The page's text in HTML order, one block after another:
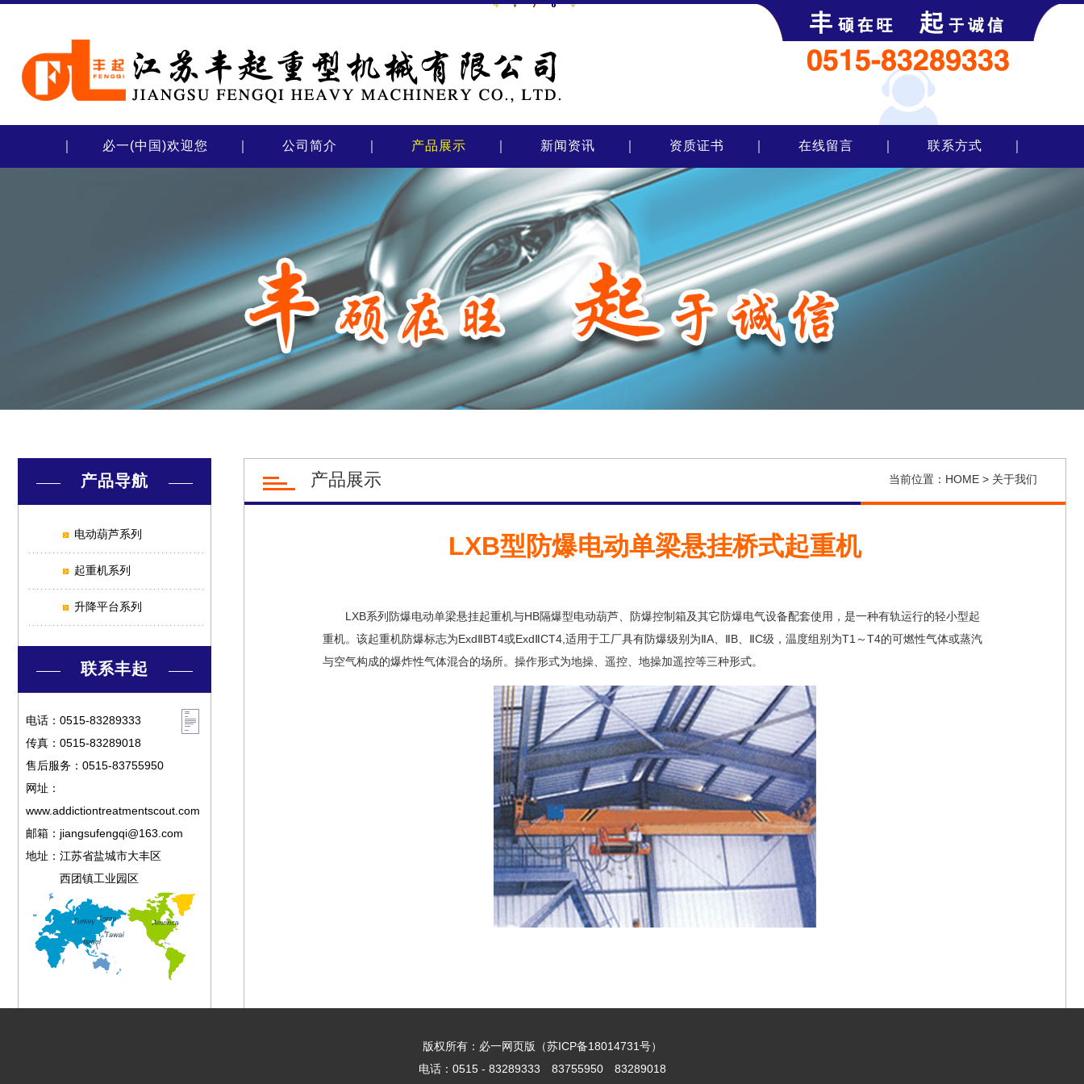
必一(中国)欢迎您 公司简介 产品展示 新闻资讯 资质证书 在线留言 联系方式
产品导航
电动葫芦系列
起重机系列
升降平台系列
联系丰起
电话：0515-83289333
传真：0515-83289018
售后服务：0515-83755950
网址：
www.addictiontreatmentscout.com
邮箱： jiangsufengqi@163.com
地址：江苏省盐城市大丰区
西团镇工业园区
产品展示 当前位置：HOME > 关于我们
LXB型防爆电动单梁悬挂桥式起重机
LXB系列防爆电动单梁悬挂起重机与HB隔爆型电动葫芦、防爆控制箱及其它防爆电气设备配套使用，是一种有轨运行的轻小型起
重机。该起重机防爆标志为ExdⅡBT4或ExdⅡCT4,适用于工厂具有防爆级别为ⅡA、ⅡB、ⅡC级，温度组别为T1～T4的可燃性气体或蒸汽
与空气构成的爆炸性气体混合的场所。操作形式为地操、遥控、地操加遥控等三种形式。
版权所有：必一网页版（苏ICP备18014731号）
电话：0515 - 83289333 83755950 83289018